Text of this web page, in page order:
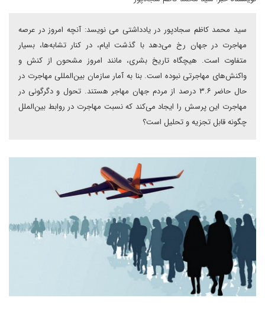
سید محمد کاظم سجادپور در یادداشتی می نویسد: آنچه امروز در عرصه
مهاجرت در جهان رخ می‌دهد با گذشت ایام، در کنار تشابه‌ها، بسیار
متفاوت است. هیچگاه تاریخ بشری، مانند امروز مشحون از کنش و
واکنش‌های مهاجرتی نبوده است. بنا به آمار سازمان بین‌المللی مهاجرت در
حال حاضر ۳.۶ درصد از مردم جهان مهاجر هستند. تحول و دگرگونی در
مهاجرت این پرسش را ایجاد می‌کند که نسبت مهاجرت در روابط بین‌الملل
چگونه قابل تجزیه و تحلیل است؟